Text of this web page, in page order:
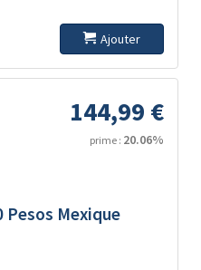
Ajouter
144,99 €
prime : 20.06%
Pesos Mexique